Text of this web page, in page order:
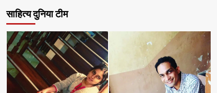
साहित्य दुनिया टीम